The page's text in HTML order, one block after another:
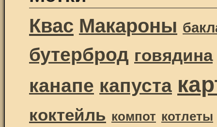
Квас Макароны
бутерброд говядина
канапе капуста
коктейль компот котлеты